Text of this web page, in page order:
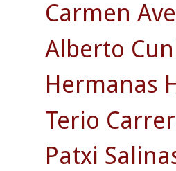
Carmen
Alberto
Hermanas
Terio
Patxi